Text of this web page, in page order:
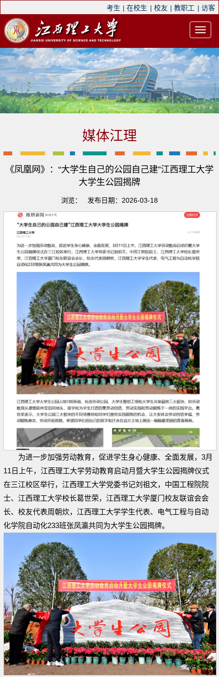
考生 | 在校生 | 校友 | 教职工 | 访客
媒体江理
《凤凰网》：“大学生自己的公园自己建”江西理工大学
大学生公园揭牌
浏览： 发布日期：2026-03-18
为进一步加强劳动教育，促进学生身心健康、全面发展，3月
11日上午，江西理工大学劳动教育启动月暨大学生公园揭牌仪式
在三江校区举行，江西理工大学党委书记刘祖文，中国工程院院
士、江西理工大学校长葛世荣，江西理工大学厦门校友联谊会会
长、校友代表周朝炊，江西理工大学学生代表、电气工程与自动
化学院自动化233班张凤瀛共同为大学生公园揭牌。